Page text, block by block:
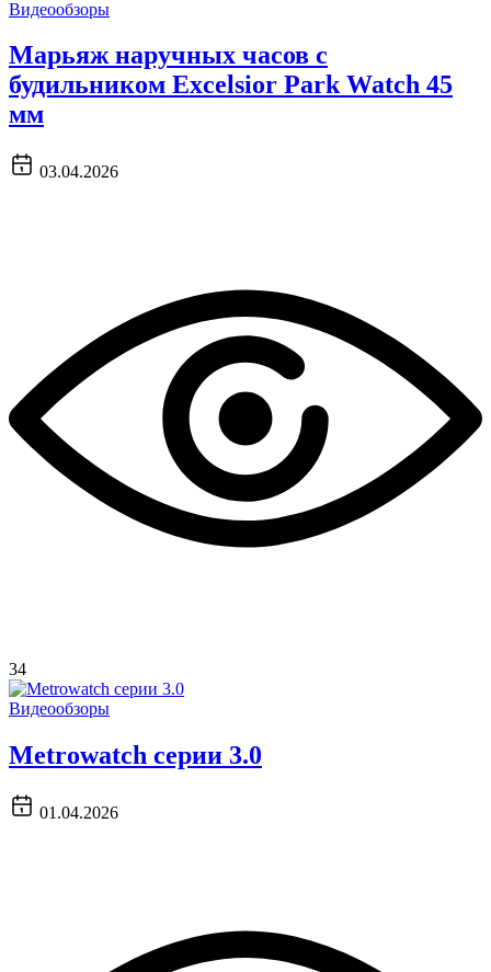
Видеообзоры
Марьяж наручных часов с
будильником Excelsior Park Watch 45
мм
03.04.2026
34
Видеообзоры
Metrowatch серии 3.0
01.04.2026